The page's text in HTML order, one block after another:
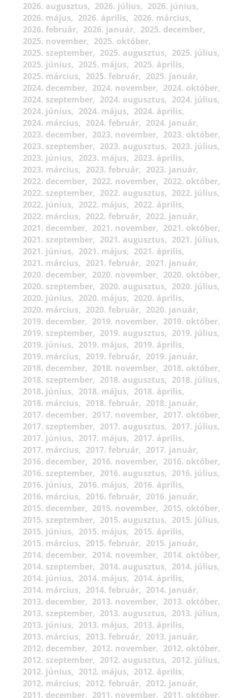
2026. augusztus 2026. július
2026. június
2026. május
2026. április
2026. március
2026. február
2026. január
2025. december
2025. november
2025. október
2025. szeptember
2025. augusztus
2025. július
2025. június
2025. május
2025. április
2025. március
2025. február
2025. január
2024. december
2024. november
2024. október
2024. szeptember
2024. augusztus
2024. július
2024. június
2024. május
2024. április
2024. március
2024. február
2024. január
2023. december
2023. november
2023. október
2023. szeptember
2023. augusztus
2023. július
2023. június
2023. május
2023. április
2023. március
2023. február
2023. január
2022. december
2022. november
2022. október
2022. szeptember
2022. augusztus
2022. július
2022. június
2022. május
2022. április
2022. március
2022. február
2022. január
2021. december
2021. november
2021. október
2021. szeptember
2021. augusztus
2021. július
2021. június
2021. május
2021. április
2021. március
2021. február
2021. január
2020. december
2020. november
2020. október
2020. szeptember
2020. augusztus
2020. július
2020. június
2020. május
2020. április
2020. március
2020. február
2020. január
2019. december
2019. november
2019. október
2019. szeptember
2019. augusztus
2019. július
2019. június
2019. május
2019. április
2019. március
2019. február
2019. január
2018. december
2018. november
2018. október
2018. szeptember
2018. augusztus
2018. július
2018. június
2018. május
2018. április
2018. március
2018. február
2018. január
2017. december
2017. november
2017. október
2017. szeptember
2017. augusztus
2017. július
2017. június
2017. május
2017. április
2017. március
2017. február
2017. január
2016. december
2016. november
2016. október
2016. szeptember
2016. augusztus
2016. július
2016. június
2016. május
2016. április
2016. március
2016. február
2016. január
2015. december
2015. november
2015. október
2015. szeptember
2015. augusztus
2015. július
2015. június
2015. május
2015. április
2015. március
2015. február
2015. január
2014. december
2014. november
2014. október
2014. szeptember
2014. augusztus
2014. július
2014. június
2014. május
2014. április
2014. március
2014. február
2014. január
2013. december
2013. november
2013. október
2013. szeptember
2013. augusztus
2013. július
2013. június
2013. május
2013. április
2013. március
2013. február
2013. január
2012. december
2012. november
2012. október
2012. szeptember
2012. augusztus
2012. július
2012. június
2012. május
2012. április
2012. március
2012. február
2012. január
2011. december
2011. november 2011. október